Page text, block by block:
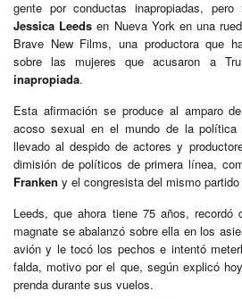
gente por conductas inapropiadas,
Jessica Leeds en Nueva York en una
Brave New Films, una productora que
sobre las mujeres que acusaron a
inapropiada.
Esta afirmación se produce al amparo
acoso sexual en el mundo de la
llevado al despido de actores y
dimisión de políticos de primera línea,
Franken y el congresista del mismo partido
Leeds, que ahora tiene 75 años, recordó
magnate se abalanzó sobre ella en los
avión y le tocó los pechos e intentó
falda, motivo por el que, según explicó
prenda durante sus vuelos.